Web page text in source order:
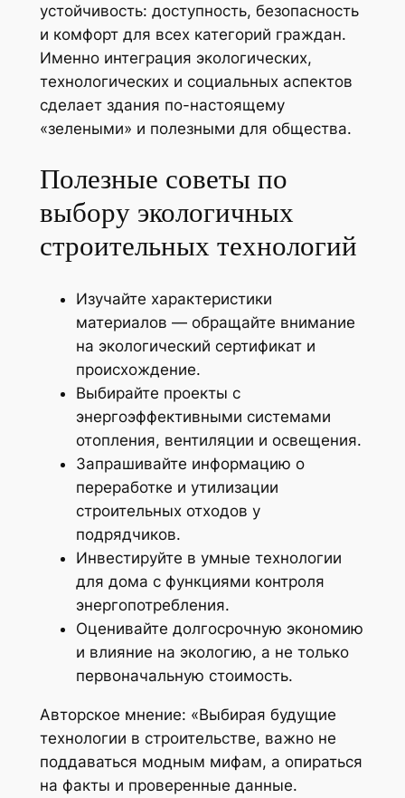
устойчивость: доступность, безопасность
и комфорт для всех категорий граждан.
Именно интеграция экологических,
технологических и социальных аспектов
сделает здания по-настоящему
«зелеными» и полезными для общества.
Полезные советы по
выбору экологичных
строительных технологий
Изучайте характеристики
материалов — обращайте внимание
на экологический сертификат и
происхождение.
Выбирайте проекты с
энергоэффективными системами
отопления, вентиляции и освещения.
Запрашивайте информацию о
переработке и утилизации
строительных отходов у
подрядчиков.
Инвестируйте в умные технологии
для дома с функциями контроля
энергопотребления.
Оценивайте долгосрочную экономию
и влияние на экологию, а не только
первоначальную стоимость.
Авторское мнение: «Выбирая будущие
технологии в строительстве, важно не
поддаваться модным мифам, а опираться
на факты и проверенные данные.